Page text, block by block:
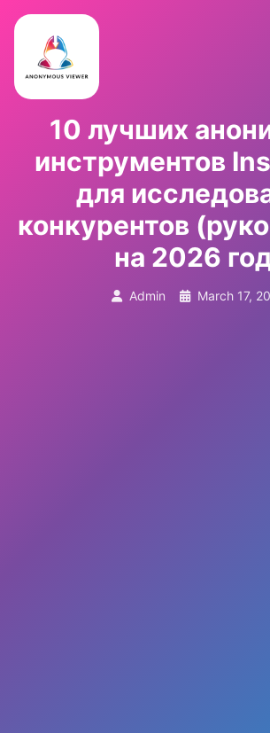
10 лучших
инструментов
для
конкурентов
на 2026
Admin March 17,